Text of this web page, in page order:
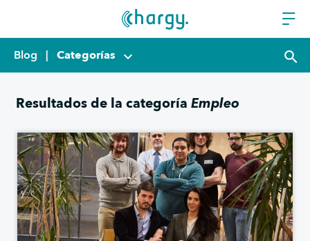
Blog | Categorías keyboard_arrow_down search
Resultados de la categoría Empleo